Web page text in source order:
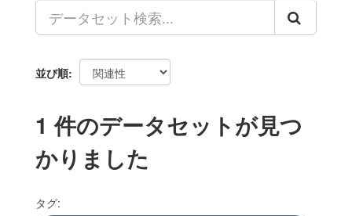
並び順
1 件のデータセットが見つ
かりました
タグ: